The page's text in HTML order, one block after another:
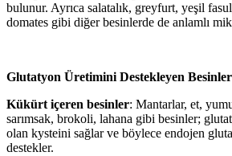
bulunur. Ayrıca salatalık, greyfurt, yeşil
domates gibi diğer besinlerde de anlamlı
Glutatyon Üretimini Destekleyen Besinler
Kükürt içeren besinler: Mantarlar, et,
sarımsak, brokoli, lahana gibi besinler;
olan kysteini sağlar ve böylece endojen
destekler.